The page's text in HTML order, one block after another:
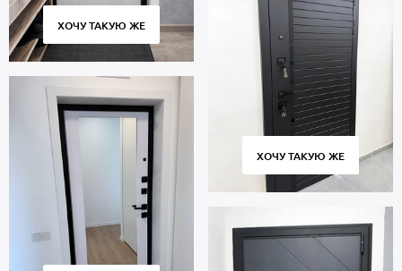
ХОЧУ ТАКУЮ ЖЕ
ХОЧУ ТАКУЮ ЖЕ